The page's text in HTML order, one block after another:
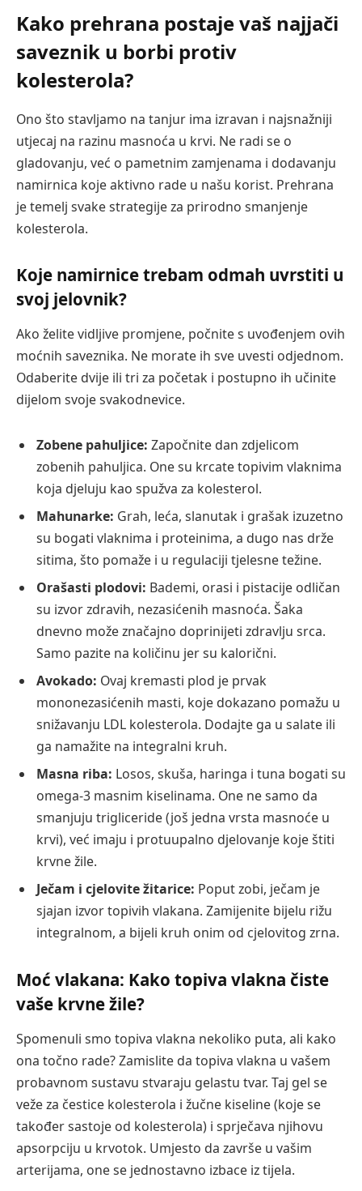
Kako prehrana postaje vaš najjači
saveznik u borbi protiv
kolesterola?
Ono što stavljamo na tanjur ima izravan i najsnažniji
utjecaj na razinu masnoća u krvi. Ne radi se o
gladovanju, već o pametnim zamjenama i dodavanju
namirnica koje aktivno rade u našu korist. Prehrana
je temelj svake strategije za prirodno smanjenje
kolesterola.
Koje namirnice trebam odmah uvrstiti u
svoj jelovnik?
Ako želite vidljive promjene, počnite s uvođenjem ovih
moćnih saveznika. Ne morate ih sve uvesti odjednom.
Odaberite dvije ili tri za početak i postupno ih učinite
dijelom svoje svakodnevice.
Zobene pahuljice: Započnite dan zdjelicom
zobenih pahuljica. One su krcate topivim vlaknima
koja djeluju kao spužva za kolesterol.
Mahunarke: Grah, leća, slanutak i grašak izuzetno
su bogati vlaknima i proteinima, a dugo nas drže
sitima, što pomaže i u regulaciji tjelesne težine.
Orašasti plodovi: Bademi, orasi i pistacije odličan
su izvor zdravih, nezasićenih masnoća. Šaka
dnevno može značajno doprinijeti zdravlju srca.
Samo pazite na količinu jer su kalorični.
Avokado: Ovaj kremasti plod je prvak
mononezasićenih masti, koje dokazano pomažu u
snižavanju LDL kolesterola. Dodajte ga u salate ili
ga namažite na integralni kruh.
Masna riba: Losos, skuša, haringa i tuna bogati su
omega-3 masnim kiselinama. One ne samo da
smanjuju trigliceride (još jedna vrsta masnoće u
krvi), već imaju i protuupalno djelovanje koje štiti
krvne žile.
Ječam i cjelovite žitarice: Poput zobi, ječam je
sjajan izvor topivih vlakana. Zamijenite bijelu rižu
integralnom, a bijeli kruh onim od cjelovitog zrna.
Moć vlakana: Kako topiva vlakna čiste
vaše krvne žile?
Spomenuli smo topiva vlakna nekoliko puta, ali kako
ona točno rade? Zamislite da topiva vlakna u vašem
probavnom sustavu stvaraju gelastu tvar. Taj gel se
veže za čestice kolesterola i žučne kiseline (koje se
također sastoje od kolesterola) i sprječava njihovu
apsorpciju u krvotok. Umjesto da završe u vašim
arterijama, one se jednostavno izbace iz tijela.